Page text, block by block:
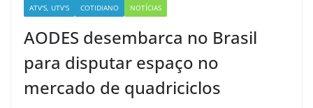
ATV'S, UTV'S COTIDIANO NOTÍCIAS
AODES desembarca no Brasil
para disputar espaço no
mercado de quadriciclos